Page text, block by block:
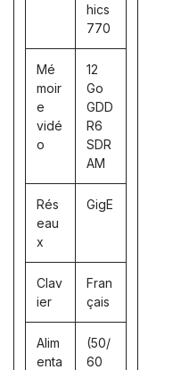
hics
770
Mé
moir
e
vidé
o
12
Go
GDD
R6
SDR
AM
Rés
eau
x
GigE
Clav
ier
Fran
çais
Alim
enta
(50/
60